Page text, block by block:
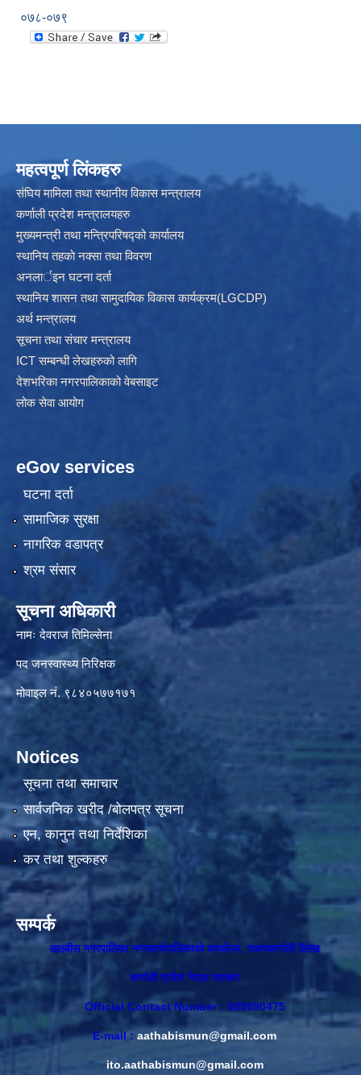
०७८-०७९
महत्वपूर्ण लिंकहरु
संघिय मामिला तथा स्थानीय विकास मन्त्रालय
कर्णाली प्रदेश मन्त्रालयहरु
मुख्यमन्त्री तथा मन्त्रिपरिषद्को कार्यालय
स्थानिय तहकाे नक्सा तथा विवरण
अनलार्इन घटना दर्ता
स्थानिय शासन तथा सामुदायिक विकास कार्यक्रम(LGCDP)
अर्थ मन्त्रालय
सूचना तथा संचार मन्त्रालय
ICT सम्बन्धी लेखहरुको लागि
देशभरिका नगरपालिकाको वेबसाइट
लोक सेवा आयोग
eGov services
घटना दर्ता
सामाजिक सुरक्षा
नागरिक वडापत्र
श्रम संसार
सूचना अधिकारी
नामः देवराज तिमिल्सेना
पद जनस्वास्थ्य निरिक्षक
मोवाइल नं. ९८४०५७७१७१
Notices
सूचना तथा समाचार
सार्वजनिक खरीद /बोलपत्र सूचना
एन, कानुन तथा निर्देशिका
कर तथा शुल्कहरु
सम्पर्क
आठबीस नगरपालिका नगरकार्यपालिकाकाे कार्यालय, राकमकर्णाली दैलेख
कर्णाली प्रदेश नेपाल सरकार
Official Contact Number : 089690475
E-mail : aathabismun@gmail.com
ito.aathabismun@gmail.com